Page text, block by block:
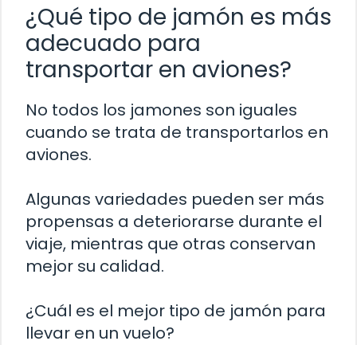
¿Qué tipo de jamón es más
adecuado para
transportar en aviones?
No todos los jamones son iguales
cuando se trata de transportarlos en
aviones.
Algunas variedades pueden ser más
propensas a deteriorarse durante el
viaje, mientras que otras conservan
mejor su calidad.
¿Cuál es el mejor tipo de jamón para
llevar en un vuelo?